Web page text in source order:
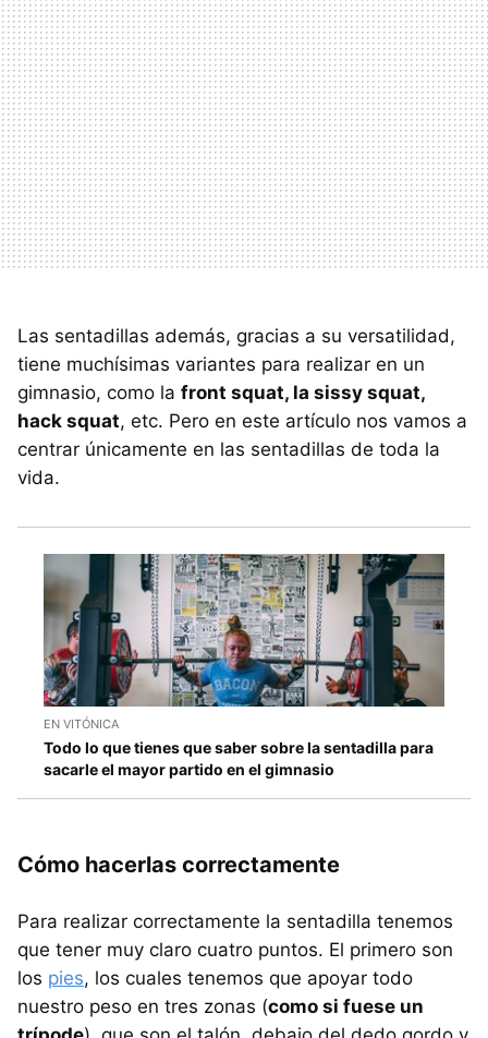
Las sentadillas además, gracias a su versatilidad,
tiene muchísimas variantes para realizar en un
gimnasio, como la front squat, la sissy squat,
hack squat, etc. Pero en este artículo nos vamos a
centrar únicamente en las sentadillas de toda la
vida.
EN VITÓNICA
Todo lo que tienes que saber sobre la sentadilla para
sacarle el mayor partido en el gimnasio
Cómo hacerlas correctamente
Para realizar correctamente la sentadilla tenemos
que tener muy claro cuatro puntos. El primero son
los pies, los cuales tenemos que apoyar todo
nuestro peso en tres zonas (como si fuese un